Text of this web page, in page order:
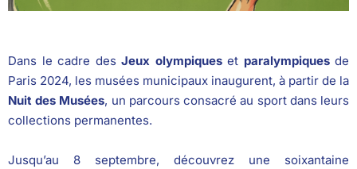
Dans le cadre des Jeux olympiqueset paralympiquesde
Paris 2024, les musées municipaux inaugurent, à partir de la
Nuit des Musées, un parcours consacré au sport dans leurs
collections permanentes.
Jusqu’au 8 septembre, découvrez une soixantaine